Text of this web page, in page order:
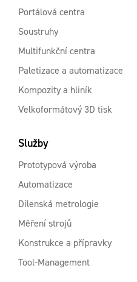
Portálová centra
Soustruhy
Multifunkční centra
Paletizace a automatizace
Kompozity a hliník
Velkoformátový 3D tisk
Služby
Prototypová výroba
Automatizace
Dílenská metrologie
Měření strojů
Konstrukce a přípravky
Tool-Management